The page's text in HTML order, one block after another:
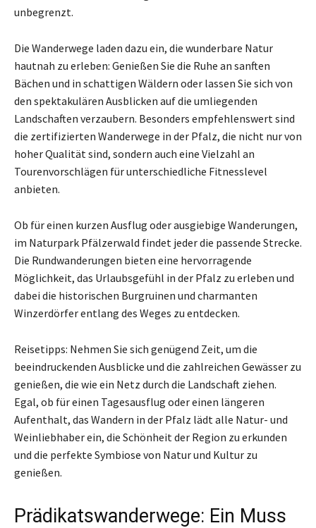
unbegrenzt.
Die Wanderwege laden dazu ein, die wunderbare Natur
hautnah zu erleben: Genießen Sie die Ruhe an sanften
Bächen und in schattigen Wäldern oder lassen Sie sich von
den spektakulären Ausblicken auf die umliegenden
Landschaften verzaubern. Besonders empfehlenswert sind
die zertifizierten Wanderwege in der Pfalz, die nicht nur von
hoher Qualität sind, sondern auch eine Vielzahl an
Tourenvorschlägen für unterschiedliche Fitnesslevel
anbieten.
Ob für einen kurzen Ausflug oder ausgiebige Wanderungen,
im Naturpark Pfälzerwald findet jeder die passende Strecke.
Die Rundwanderungen bieten eine hervorragende
Möglichkeit, das Urlaubsgefühl in der Pfalz zu erleben und
dabei die historischen Burgruinen und charmanten
Winzerdörfer entlang des Weges zu entdecken.
Reisetipps: Nehmen Sie sich genügend Zeit, um die
beeindruckenden Ausblicke und die zahlreichen Gewässer zu
genießen, die wie ein Netz durch die Landschaft ziehen.
Egal, ob für einen Tagesausflug oder einen längeren
Aufenthalt, das Wandern in der Pfalz lädt alle Natur- und
Weinliebhaber ein, die Schönheit der Region zu erkunden
und die perfekte Symbiose von Natur und Kultur zu
genießen.
Prädikatswanderwege: Ein Muss